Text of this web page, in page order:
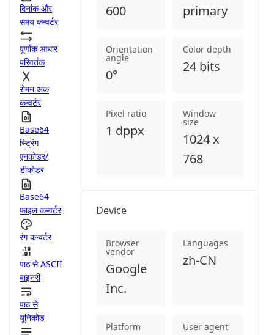
दिनांक और
समय कन्वर्टर
पूर्णांक आधार
परिवर्तक
रोमन अंक
कन्वर्टर
Base64
स्ट्रिंग
एनकोडर/
डीकोडर
Base64
फ़ाइल कन्वर्टर
रंग कन्वर्टर
पाठ से ASCII
बाइनरी
पाठ से
यूनिकोड
600
primary
Orientation
angle
0°
Color depth
24 bits
Pixel ratio
1 dppx
Window
size
1024 x
768
Device
Browser
vendor
Google
Inc.
Languages
zh-CN
Platform User agent